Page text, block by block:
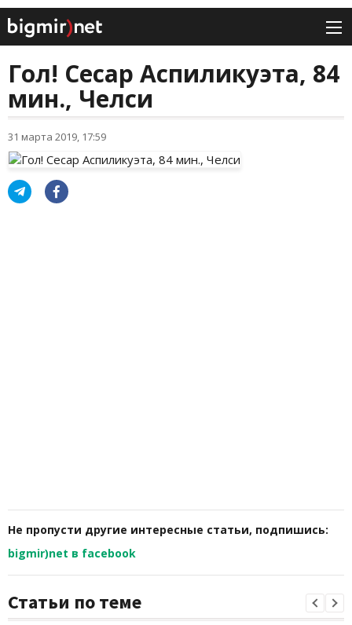
Гол! Сесар Аспиликуэта, 84
мин., Челси
31 марта 2019, 17:59
Не пропусти другие интересные статьи, подпишись:
bigmir)net в facebook
Статьи по теме